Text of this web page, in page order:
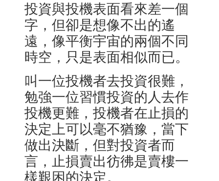
投資與投機表面看來差一個
字，但卻是想像不出的遙
遠，像平衡宇宙的兩個不同
時空，只是表面相似而已。
叫一位投機者去投資很難，
勉強一位習慣投資的人去作
投機更難，投機者在止損的
決定上可以毫不猶豫，當下
做出決斷，但對投資者而
言，止損賣出彷彿是賣樓一
樣艱困的決定。